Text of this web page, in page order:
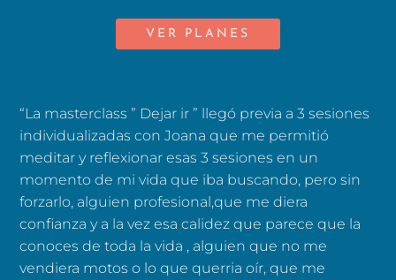
VER PLANES
“La masterclass ” Dejar ir ” llegó previa a 3 sesiones
individualizadas con Joana que me permitió
meditar y reflexionar esas 3 sesiones en un
momento de mi vida que iba buscando, pero sin
forzarlo, alguien profesional,que me diera
confianza y a la vez esa calidez que parece que la
conoces de toda la vida , alguien que no me
vendiera motos o lo que querria oír, que me